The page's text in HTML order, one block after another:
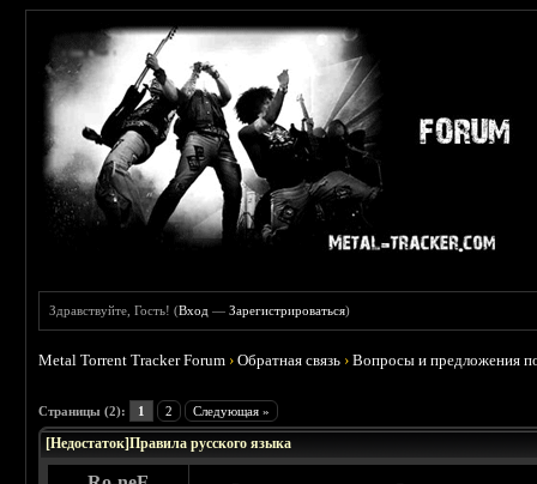
Здравствуйте, Гость! (Вход —Зарегистрироваться)
Metal Torrent Tracker Forum ›Обратная связь ›Вопросы и предложения
Страницы (2): 1 2 Следующая »
[Недостаток]Правила русского языка